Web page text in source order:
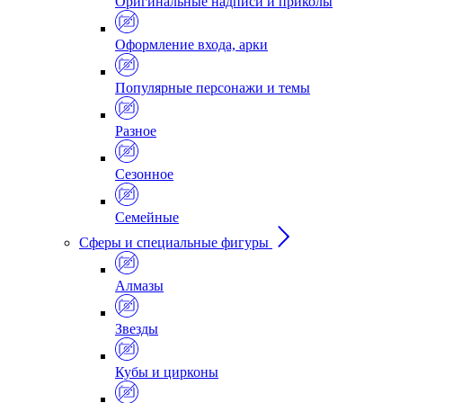
Оформление входа, арки
Популярные персонажи и темы
Разное
Сезонное
Семейные
Сферы и специальные фигуры
Алмазы
Звезды
Кубы и цирконы